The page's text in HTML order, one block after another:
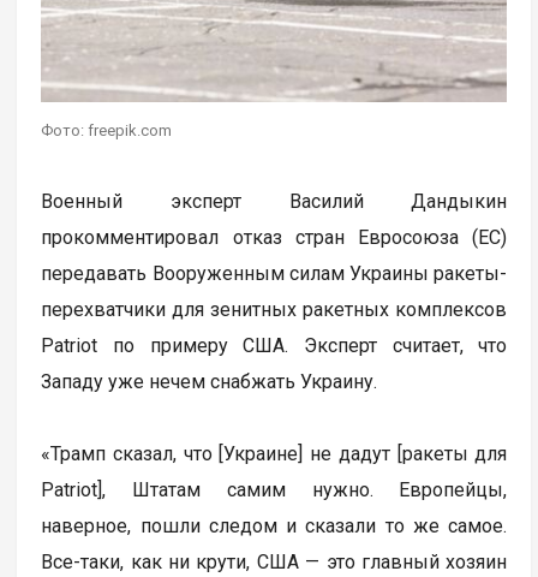
Фото: freepik.com
Военный эксперт Василий Дандыкин
прокомментировал отказ стран Евросоюза (ЕС)
передавать Вооруженным силам Украины ракеты-
перехватчики для зенитных ракетных комплексов
Patriot по примеру США. Эксперт считает, что
Западу уже нечем снабжать Украину.
«Трамп сказал, что [Украине] не дадут [ракеты для
Patriot], Штатам самим нужно. Европейцы,
наверное, пошли следом и сказали то же самое.
Все-таки, как ни крути, США — это главный хозяин